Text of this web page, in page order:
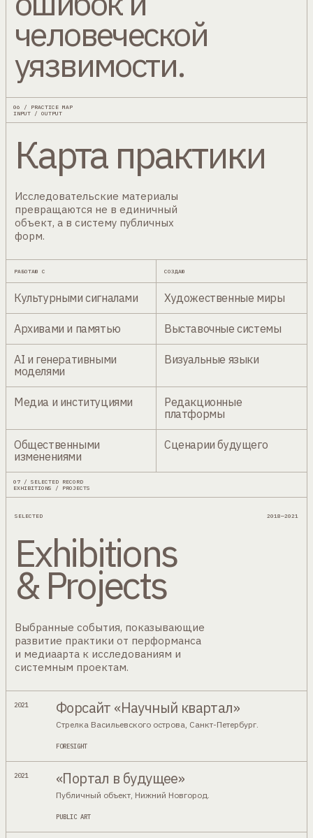
человеческой
уязвимости.
06 / PRACTICE MAP
INPUT / OUTPUT
Карта практики
Исследовательские материалы
превращаются не в единичный
объект, а в систему публичных
форм.
РАБОТАЮ С СОЗДАЮ
Культурными сигналами Художественные миры
Архивами и памятью Выставочные системы
AI и генеративными
моделями
Визуальные языки
Медиа и институциями
Редакционные
платформы
Общественными
изменениями
Сценарии будущего
07 / SELECTED RECORD
EXHIBITIONS / PROJECTS
SELECTED 2018—2021
Exhibitions
& Projects
Выбранные события, показывающие
развитие практики от перформанса
и медиаарта к исследованиям и
системным проектам.
2021 Форсайт «Научный квартал»
Стрелка Васильевского острова, Санкт-Петербург.
FORESIGHT
2021 «Портал в будущее»
Публичный объект, Нижний Новгород.
PUBLIC ART